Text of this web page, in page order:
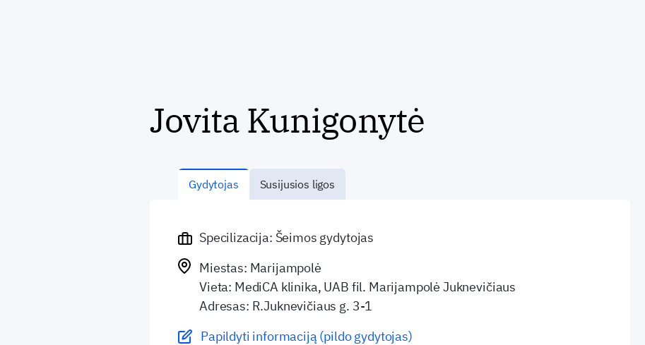
Jovita Kunigonytė
Gydytojas Susijusios ligos
Specilizacija: Šeimos gydytojas
Miestas: Marijampolė
Vieta: MediCA klinika, UAB fil. Marijampolė Juknevičiaus
Adresas: R.Juknevičiaus g. 3-1
Papildyti informaciją (pildo gydytojas)